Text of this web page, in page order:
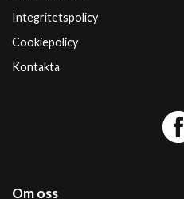
Integritetspolicy
Cookiepolicy
Kontakta
Om oss